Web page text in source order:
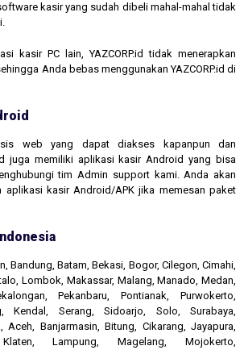
kasir yang sudah dibeli mahal-mahal tidak
kasir PC lain, YAZCORP.id tidak menerapkan
Anda bebas menggunakan YAZCORP.id di
web yang dapat diakses kapanpun dan
juga memiliki aplikasi kasir Android yang bisa
tim Admin support kami. Anda akan
aplikasi kasir Android/APK jika memesan paket
Bandung, Batam, Bekasi, Bogor, Cilegon, Cimahi,
Lombok, Makassar, Malang, Manado, Medan,
Pekanbaru, Pontianak, Purwokerto,
Kendal, Serang, Sidoarjo, Solo, Surabaya,
Aceh, Banjarmasin, Bitung, Cikarang, Jayapura,
Lampung, Magelang, Mojokerto,